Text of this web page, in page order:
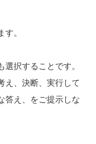
。
択することです。
え、決断、実行して
答え、をご提示しな